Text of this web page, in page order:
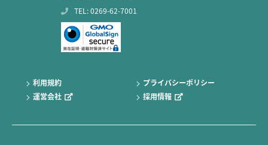
TEL: 0269-62-7001
運営会社 採用情報
利用規約 プライバシーポリシー